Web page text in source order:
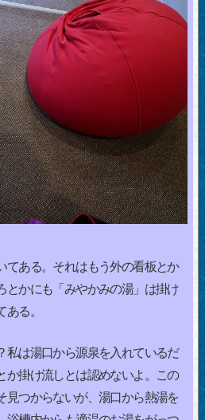
てある。それはもう外の看板とか
とかにも「みやかみの湯」は掛け
る。
私は湯口から源泉を入れているだ
か掛け流しとは認めないよ。この
見つからないが、湯口から熱湯を